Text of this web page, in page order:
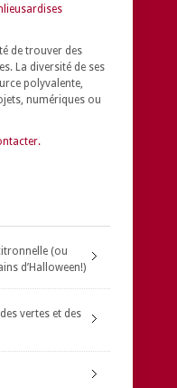
de trouver des
La diversité de ses
polyvalente,
numériques ou
(ou
d’Halloween!)
vertes et des